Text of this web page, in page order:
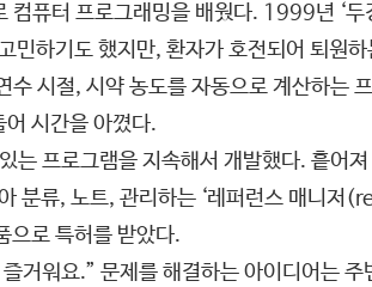
퓨터 프로그래밍을 배웠다. 1999년 ‘
민하기도 했지만, 환자가 호전되어 퇴원
시절, 시약 농도를 자동으로 계산하는
시간을 아꼈다.
는 프로그램을 지속해서 개발했다. 흩
분류, 노트, 관리하는 ‘레퍼런스 매니
으로 특허를 받았다.
거워요.” 문제를 해결하는 아이디어는